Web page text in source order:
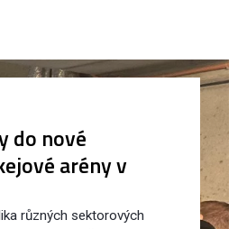
do nové
arény v
různých sektorových